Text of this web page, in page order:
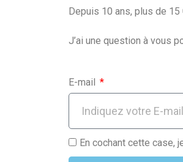
Depuis 10 ans, plus de
J’ai une question à vous
E-mail
En cochant cette case,